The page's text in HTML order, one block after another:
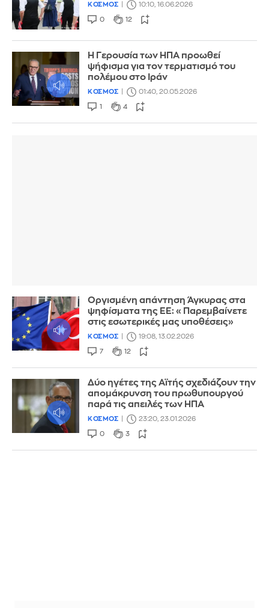
ΚΟΣΜΟΣ 10:10, 16.06.2026
0 12
Η Γερουσία των ΗΠΑ προωθεί
ψήφισμα για τον τερματισμό του
πολέμου στο Ιράν
ΚΟΣΜΟΣ 01:40, 20.05.2026
1 4
Οργισμένη απάντηση Άγκυρας στα
ψηφίσματα της ΕΕ: «Παρεμβαίνετε
στις εσωτερικές μας υποθέσεις»
ΚΟΣΜΟΣ 19:08, 13.02.2026
7 12
Δύο ηγέτες της Αϊτής σχεδιάζουν την
απομάκρυνση του πρωθυπουργού
παρά τις απειλές των ΗΠΑ
ΚΟΣΜΟΣ 23:20, 23.01.2026
0 3